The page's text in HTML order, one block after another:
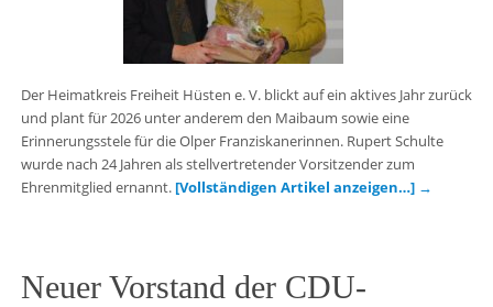
Der Heimatkreis Freiheit Hüsten e. V. blickt auf ein aktives Jahr zurück
und plant für 2026 unter anderem den Maibaum sowie eine
Erinnerungsstele für die Olper Franziskanerinnen. Rupert Schulte
wurde nach 24 Jahren als stellvertretender Vorsitzender zum
Ehrenmitglied ernannt. [Vollständigen Artikel anzeigen…] →
Neuer Vorstand der CDU-